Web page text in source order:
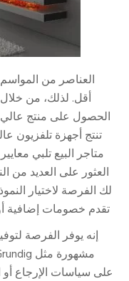
العناصر من المواسم
الحصول على منتج عالي
تنتج أجهزة تلفزيون
متاجر البيع تلبي
العثور على العديد من
لك الفرصة لاختيار
تقدم خصومات إضافية
إنه يوفر الفرصة
على سياسات الإرجاع أو